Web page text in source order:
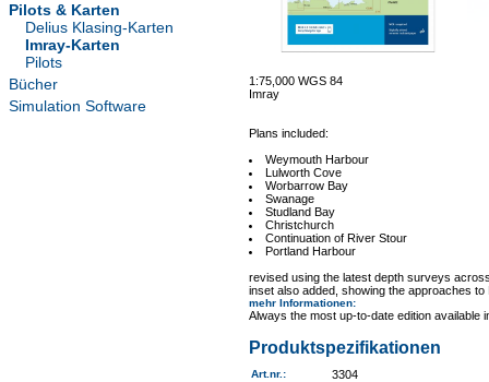
Pilots & Karten
Delius Klasing-Karten
Imray-Karten
Pilots
Bücher
Simulation Software
1:75,000 WGS 84
Imray
Plans included:
Weymouth Harbour
Lulworth Cove
Worbarrow Bay
Swanage
Studland Bay
Christchurch
Continuation of River Stour
Portland Harbour
revised using the latest depth surveys
inset also added, showing the approaches to
mehr Informationen:
Always the most up-to-date edition
Produktspezifikationen
Art.nr. : 3304